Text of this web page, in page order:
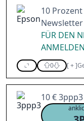
10
FÜR DEN
ANMELDEN
0 [+]
10 €